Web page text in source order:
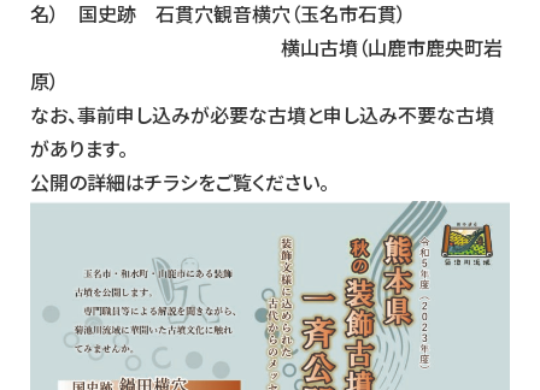
名） 国史跡 石貫穴観音横穴（玉名市石貫）
横山古墳（山鹿市鹿央町岩
原）
なお、事前申し込みが必要な古墳と申し込み不要な古墳
があります。
公開の詳細はチラシをご覧ください。